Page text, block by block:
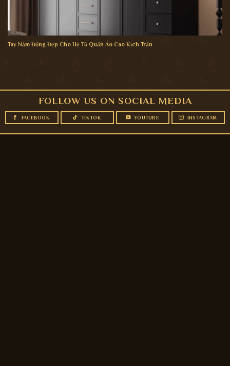
Tay Nắm Đồng Đẹp Cho Hệ Tủ Quần Áo Cao Kịch Trần
FOLLOW US ON SOCIAL MEDIA
FACEBOOK TIKTOK YOUTUBE INSTAGRAM